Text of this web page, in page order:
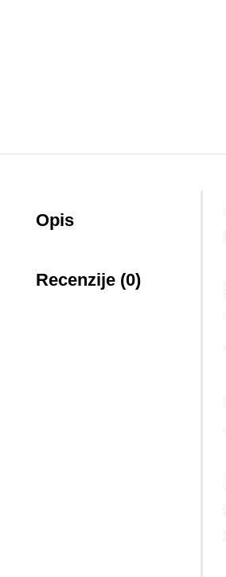
Opis
Recenzije (0)